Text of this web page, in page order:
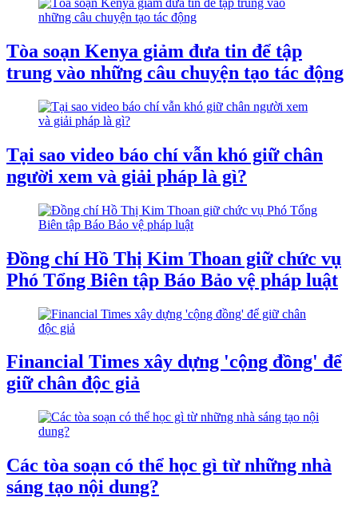
Tòa soạn Kenya giảm đưa tin để tập
trung vào những câu chuyện tạo tác động
Tại sao video báo chí vẫn khó giữ chân
người xem và giải pháp là gì?
Đồng chí Hồ Thị Kim Thoan giữ chức vụ
Phó Tổng Biên tập Báo Bảo vệ pháp luật
Financial Times xây dựng 'cộng đồng' để
giữ chân độc giả
Các tòa soạn có thể học gì từ những nhà
sáng tạo nội dung?